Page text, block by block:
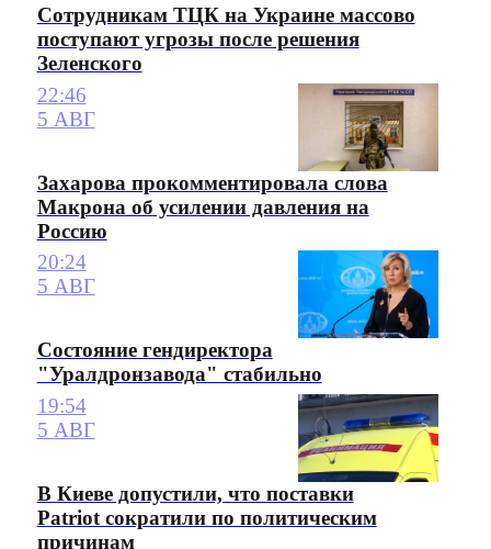
Сотрудникам ТЦК на Украине массово
поступают угрозы после решения
Зеленского
22:46
5 АВГ
Захарова прокомментировала слова
Макрона об усилении давления на
Россию
20:24
5 АВГ
Состояние гендиректора
"Уралдронзавода" стабильно
19:54
5 АВГ
В Киеве допустили, что поставки
Patriot сократили по политическим
причинам